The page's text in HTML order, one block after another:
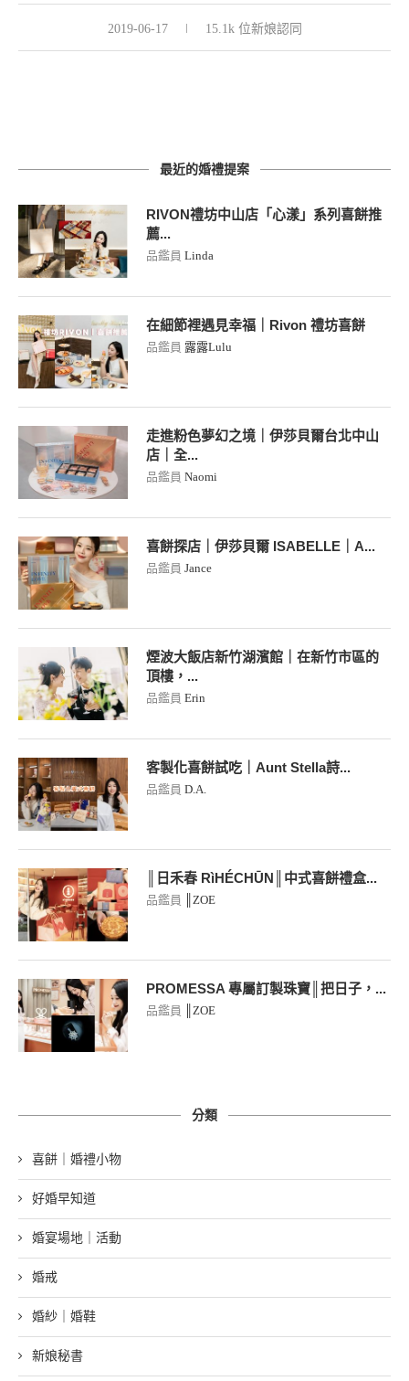
2019-06-17 15.1k 位新娘認同
最近的婚禮提案
RIVON禮坊中山店「心漾」系列喜餅推
薦...
品鑑員 Linda
在細節裡遇見幸福｜Rivon 禮坊喜餅
品鑑員 露露Lulu
走進粉色夢幻之境｜伊莎貝爾台北中山
店｜全...
品鑑員 Naomi
喜餅探店｜伊莎貝爾 ISABELLE｜A...
品鑑員 Jance
煙波大飯店新竹湖濱館｜在新竹市區的
頂樓，...
品鑑員 Erin
客製化喜餅試吃｜Aunt Stella詩...
品鑑員 D.A.
║日禾春 RìHÉCHŪN║中式喜餅禮盒...
品鑑員 ║ZOE
PROMESSA 專屬訂製珠寶║把日子，...
品鑑員 ║ZOE
分類
喜餅｜婚禮小物
好婚早知道
婚宴場地｜活動
婚戒
婚紗｜婚鞋
新娘秘書